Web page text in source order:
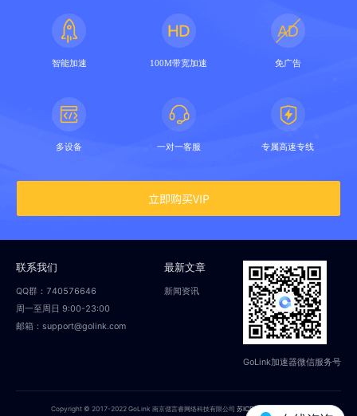
智能加速 100M带宽加速 免广告
多设备 一对一客服 专属高速专线
立即购买VIP
联系我们
QQ群：740576646
周一至周日 9:00-23:00
邮箱：support@golink.com
最新文章
新闻资讯
GoLink加速器微信服务号
Copyright © 2017-2022 GoLink 南京偲言睿网络科技有限公司苏ICP备18014251号-2